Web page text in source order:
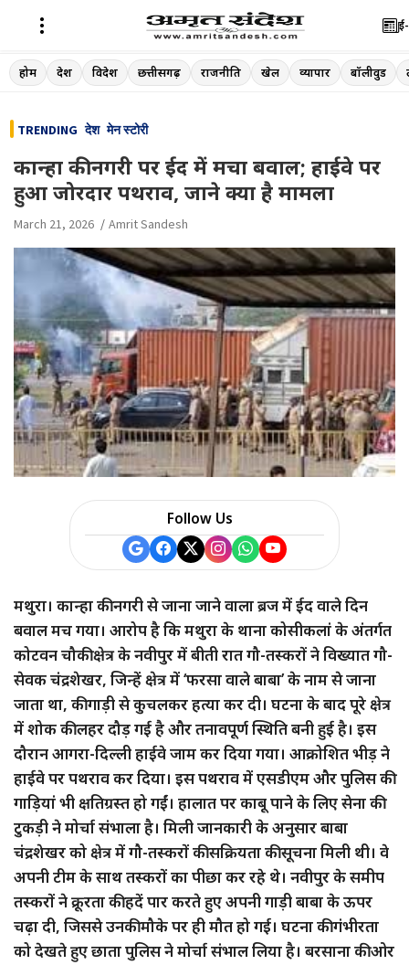
Skip
to
होम देश विदेश छत्तीसगढ़ राजनीति खेल व्यापार बॉलीवुड
TRENDING देश मेन स्टोरी
कान्हा की नगरी पर ईद में मचा बवाल; हाईवे पर
हुआ जोरदार पथराव, जाने क्या है मामला
March 21, 2026 Amrit Sandesh
Follow Us
मथुरा। कान्हा की नगरी से जाना जाने वाला ब्रज में ईद वाले दिन
बवाल मच गया। आरोप है कि मथुरा के थाना कोसीकलां के अंतर्गत
कोटवन चौकी क्षेत्र के नवीपुर में बीती रात गौ-तस्करों ने विख्यात गौ-
सेवक चंद्रशेखर, जिन्हें क्षेत्र में ‘फरसा वाले बाबा’ के नाम से जाना
जाता था, की गाड़ी से कुचलकर हत्या कर दी। घटना के बाद पूरे क्षेत्र
में शोक की लहर दौड़ गई है और तनावपूर्ण स्थिति बनी हुई है। इस
दौरान आगरा-दिल्ली हाईवे जाम कर दिया गया। आक्रोशित भीड़ ने
हाईवे पर पथराव कर दिया। इस पथराव में एसडीएम और पुलिस की
गाड़ियां भी क्षतिग्रस्त हो गईं। हालात पर काबू पाने के लिए सेना की
टुकड़ी ने मोर्चा संभाला है। मिली जानकारी के अनुसार बाबा
चंद्रशेखर को क्षेत्र में गौ-तस्करों की सक्रियता की सूचना मिली थी। वे
अपनी टीम के साथ तस्करों का पीछा कर रहे थे। नवीपुर के समीप
तस्करों ने क्रूरता की हदें पार करते हुए अपनी गाड़ी बाबा के ऊपर
चढ़ा दी, जिससे उनकी मौके पर ही मौत हो गई। घटना की गंभीरता
को देखते हुए छाता पुलिस ने मोर्चा संभाल लिया है। बरसाना की ओर